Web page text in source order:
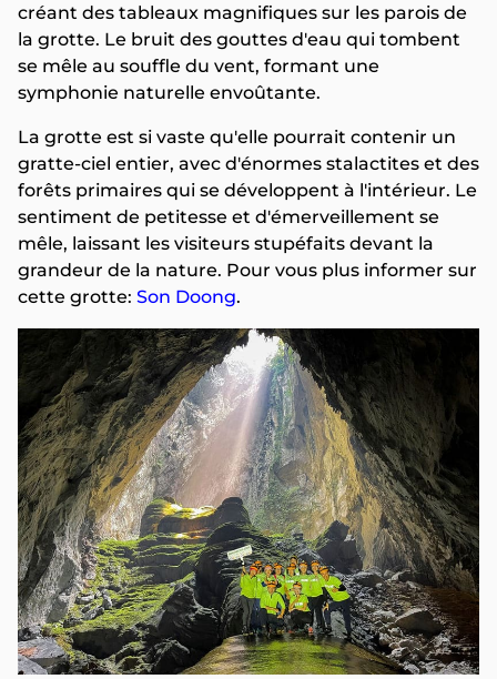
créant des tableaux magnifiques sur les parois de
la grotte. Le bruit des gouttes d'eau qui tombent
se mêle au souffle du vent, formant une
symphonie naturelle envoûtante.
La grotte est si vaste qu'elle pourrait contenir un
gratte-ciel entier, avec d'énormes stalactites et des
forêts primaires qui se développent à l'intérieur. Le
sentiment de petitesse et d'émerveillement se
mêle, laissant les visiteurs stupéfaits devant la
grandeur de la nature. Pour vous plus informer sur
cette grotte: Son Doong.